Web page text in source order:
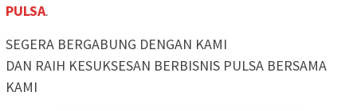
PULSA.
SEGERA BERGABUNG DENGAN KAMI
DAN RAIH KESUKSESAN BERBISNIS PULSA BERSAMA
KAMI